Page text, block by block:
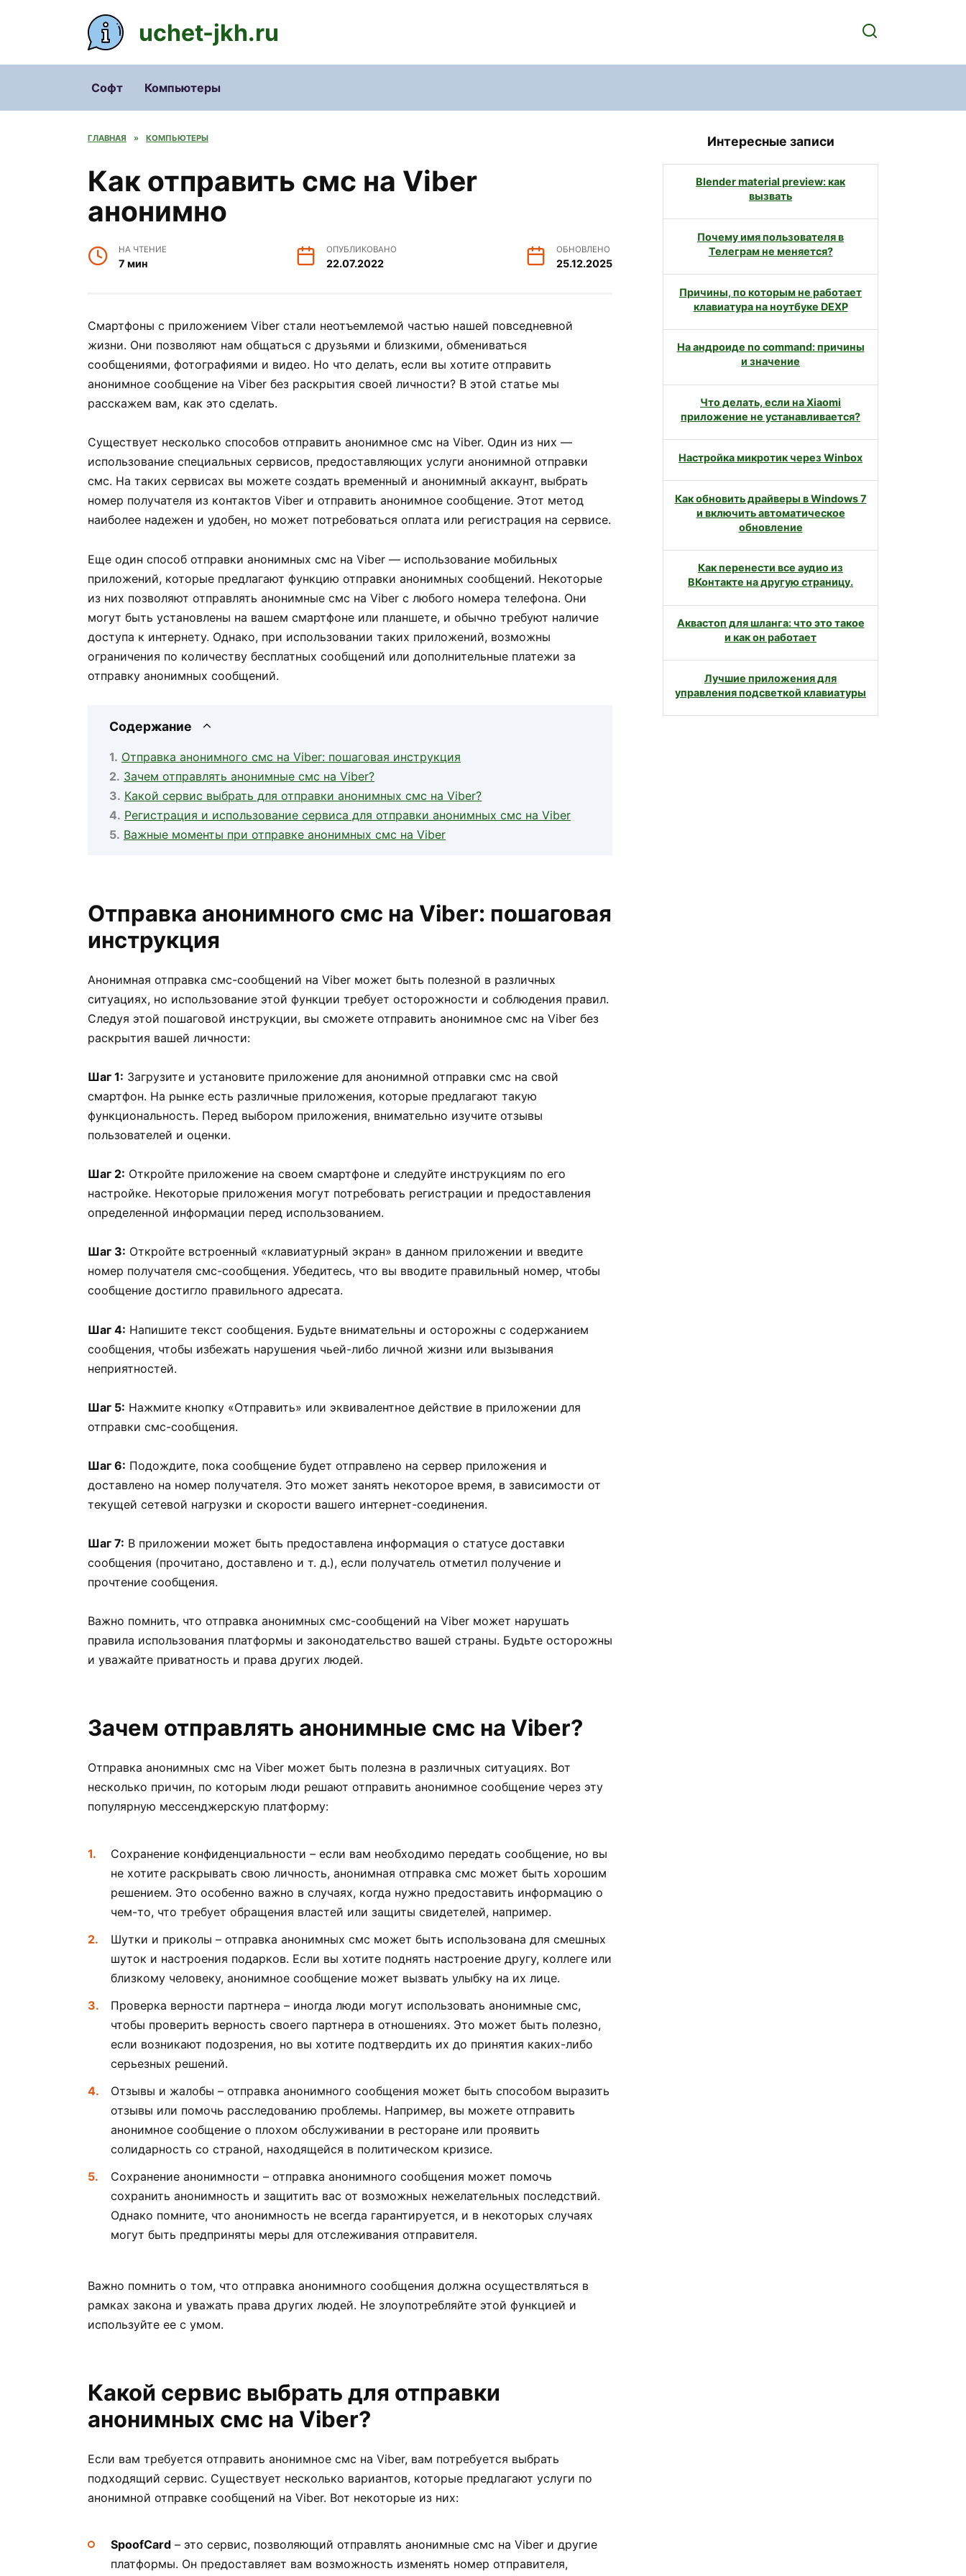
uchet-jkh.ru
Софт Компьютеры
ГЛАВНАЯ » КОМПЬЮТЕРЫ
Как отправить смс на Viber
анонимно
НА ЧТЕНИЕ
7 мин
ОПУБЛИКОВАНО
22.07.2022
ОБНОВЛЕНО
25.12.2025
Смартфоны с приложением Viber стали неотъемлемой частью нашей повседневной
жизни. Они позволяют нам общаться с друзьями и близкими, обмениваться
сообщениями, фотографиями и видео. Но что делать, если вы хотите отправить
анонимное сообщение на Viber без раскрытия своей личности? В этой статье мы
расскажем вам, как это сделать.
Существует несколько способов отправить анонимное смс на Viber. Один из них —
использование специальных сервисов, предоставляющих услуги анонимной отправки
смс. На таких сервисах вы можете создать временный и анонимный аккаунт, выбрать
номер получателя из контактов Viber и отправить анонимное сообщение. Этот метод
наиболее надежен и удобен, но может потребоваться оплата или регистрация на сервисе.
Еще один способ отправки анонимных смс на Viber — использование мобильных
приложений, которые предлагают функцию отправки анонимных сообщений. Некоторые
из них позволяют отправлять анонимные смс на Viber с любого номера телефона. Они
могут быть установлены на вашем смартфоне или планшете, и обычно требуют наличие
доступа к интернету. Однако, при использовании таких приложений, возможны
ограничения по количеству бесплатных сообщений или дополнительные платежи за
отправку анонимных сообщений.
Содержание
Отправка анонимного смс на Viber: пошаговая инструкция
Зачем отправлять анонимные смс на Viber?
Какой сервис выбрать для отправки анонимных смс на Viber?
Регистрация и использование сервиса для отправки анонимных смс на Viber
Важные моменты при отправке анонимных смс на Viber
Отправка анонимного смс на Viber: пошаговая
инструкция
Анонимная отправка смс-сообщений на Viber может быть полезной в различных
ситуациях, но использование этой функции требует осторожности и соблюдения правил.
Следуя этой пошаговой инструкции, вы сможете отправить анонимное смс на Viber без
раскрытия вашей личности:
Шаг 1: Загрузите и установите приложение для анонимной отправки смс на свой
смартфон. На рынке есть различные приложения, которые предлагают такую
функциональность. Перед выбором приложения, внимательно изучите отзывы
пользователей и оценки.
Шаг 2: Откройте приложение на своем смартфоне и следуйте инструкциям по его
настройке. Некоторые приложения могут потребовать регистрации и предоставления
определенной информации перед использованием.
Шаг 3: Откройте встроенный «клавиатурный экран» в данном приложении и введите
номер получателя смс-сообщения. Убедитесь, что вы вводите правильный номер, чтобы
сообщение достигло правильного адресата.
Шаг 4: Напишите текст сообщения. Будьте внимательны и осторожны с содержанием
сообщения, чтобы избежать нарушения чьей-либо личной жизни или вызывания
неприятностей.
Шаг 5: Нажмите кнопку «Отправить» или эквивалентное действие в приложении для
отправки смс-сообщения.
Шаг 6: Подождите, пока сообщение будет отправлено на сервер приложения и
доставлено на номер получателя. Это может занять некоторое время, в зависимости от
текущей сетевой нагрузки и скорости вашего интернет-соединения.
Шаг 7: В приложении может быть предоставлена информация о статусе доставки
сообщения (прочитано, доставлено и т. д.), если получатель отметил получение и
прочтение сообщения.
Важно помнить, что отправка анонимных смс-сообщений на Viber может нарушать
правила использования платформы и законодательство вашей страны. Будьте осторожны
и уважайте приватность и права других людей.
Зачем отправлять анонимные смс на Viber?
Отправка анонимных смс на Viber может быть полезна в различных ситуациях. Вот
несколько причин, по которым люди решают отправить анонимное сообщение через эту
популярную мессенджерскую платформу:
Сохранение конфиденциальности – если вам необходимо передать сообщение, но вы
не хотите раскрывать свою личность, анонимная отправка смс может быть хорошим
решением. Это особенно важно в случаях, когда нужно предоставить информацию о
чем-то, что требует обращения властей или защиты свидетелей, например.
Шутки и приколы – отправка анонимных смс может быть использована для смешных
шуток и настроения подарков. Если вы хотите поднять настроение другу, коллеге или
близкому человеку, анонимное сообщение может вызвать улыбку на их лице.
Проверка верности партнера – иногда люди могут использовать анонимные смс,
чтобы проверить верность своего партнера в отношениях. Это может быть полезно,
если возникают подозрения, но вы хотите подтвердить их до принятия каких-либо
серьезных решений.
Отзывы и жалобы – отправка анонимного сообщения может быть способом выразить
отзывы или помочь расследованию проблемы. Например, вы можете отправить
анонимное сообщение о плохом обслуживании в ресторане или проявить
солидарность со страной, находящейся в политическом кризисе.
Сохранение анонимности – отправка анонимного сообщения может помочь
сохранить анонимность и защитить вас от возможных нежелательных последствий.
Однако помните, что анонимность не всегда гарантируется, и в некоторых случаях
могут быть предприняты меры для отслеживания отправителя.
Важно помнить о том, что отправка анонимного сообщения должна осуществляться в
рамках закона и уважать права других людей. Не злоупотребляйте этой функцией и
используйте ее с умом.
Какой сервис выбрать для отправки
анонимных смс на Viber?
Если вам требуется отправить анонимное смс на Viber, вам потребуется выбрать
подходящий сервис. Существует несколько вариантов, которые предлагают услуги по
анонимной отправке сообщений на Viber. Вот некоторые из них:
SpoofCard – это сервис, позволяющий отправлять анонимные смс на Viber и другие
платформы. Он предоставляет вам возможность изменять номер отправителя,
Интересные записи
Blender material preview: как
вызвать
Почему имя пользователя в
Телеграм не меняется?
Причины, по которым не работает
клавиатура на ноутбуке DEXP
На андроиде no command: причины
и значение
Что делать, если на Xiaomi
приложение не устанавливается?
Настройка микротик через Winbox
Как обновить драйверы в Windows 7
и включить автоматическое
обновление
Как перенести все аудио из
ВКонтакте на другую страницу.
Аквастоп для шланга: что это такое
и как он работает
Лучшие приложения для
управления подсветкой клавиатуры